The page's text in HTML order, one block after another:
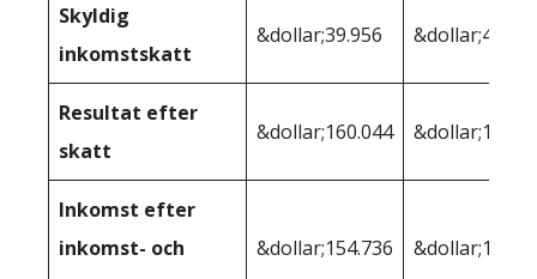
Skyldig
inkomstskatt
&dollar;39.956
Resultat efter
skatt
&dollar;160.044
Inkomst efter
inkomst- och
&dollar;154.736